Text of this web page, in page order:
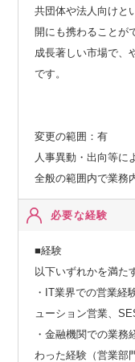
共団体や法人向けと
開にも携わることが
成長著しい市場で、
です。
変更の範囲：有
人事異動・出向等に
全般の範囲内で業務
必要な経験
■経験
以下いずれかを満た
・IT業界での営業経
ューション営業、
・金融機関での業
わった経験（営業部